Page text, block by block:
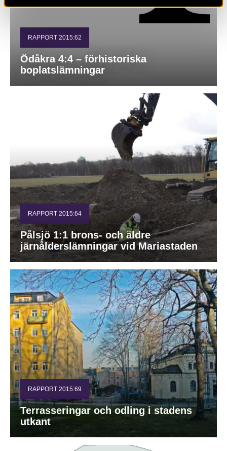
RAPPORT 2015:62
Ödåkra 4:4 – förhistoriska
boplatslämningar
RAPPORT 2015:64
Pålsjö 1:1 brons- och äldre
järnålderslämningar vid Mariastaden
RAPPORT 2015:69
Terrasseringar och odling i stadens
utkant